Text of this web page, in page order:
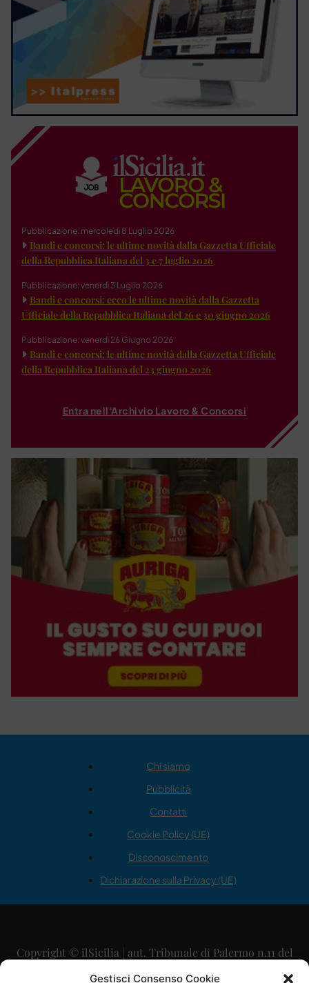
Gestisci Consenso Cookie
Pubblicazione: mercoledì 8 Luglio 2026
Bandi e concorsi: le ultime novità dalla Gazzetta Ufficiale
della Repubblica Italiana del 3 e 7 luglio 2026
Pubblicazione: venerdì 3 Luglio 2026
Bandi e concorsi: ecco le ultime novità dalla Gazzetta
Ufficiale della Repubblica Italiana del 26 e 30 giugno 2026
Pubblicazione: venerdì 26 Giugno 2026
Bandi e concorsi: le ultime novità dalla Gazzetta Ufficiale
della Repubblica Italiana del 23 giugno 2026
Entra nell'Archivio Lavoro & Concorsi
Chi siamo
Pubblicità
Contatti
Cookie Policy (UE)
Disconoscimento
Dichiarazione sulla Privacy (UE)
Copyright © ilSicilia | aut. Tribunale di Palermo n.11 del
29/09/2015